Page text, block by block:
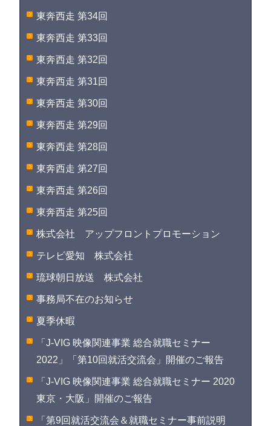
東奔西走 第34回
東奔西走 第33回
東奔西走 第32回
東奔西走 第31回
東奔西走 第30回
東奔西走 第29回
東奔西走 第28回
東奔西走 第27回
東奔西走 第26回
東奔西走 第25回
株式会社 アップフロントプロモーション
テレビ愛知 株式会社
琉球朝日放送 株式会社
事務局不在のお知らせ
夏季休暇
「J-VIG 映像関連事業 総合就職セミナー
2022」「第10回就活交流会」開催のご報告
「J-VIG 映像関連事業 総合就職セミナー 2020
東京・大阪」開催のご報告
「第9回就活交流会＆就職セミナー事前説明